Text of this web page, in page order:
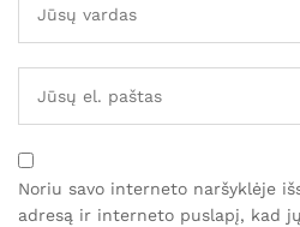
Noriu savo interneto naršyklėje
adresą ir interneto puslapį, kad